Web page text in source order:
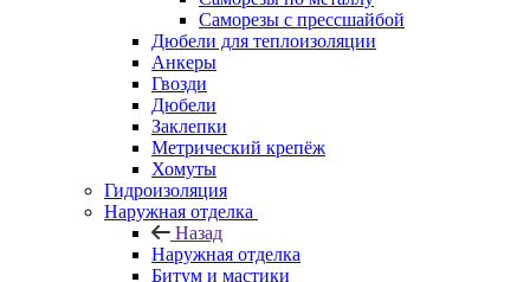
Саморезы с прессшайбой
Дюбели для теплоизоляции
Анкеры
Гвозди
Дюбели
Заклепки
Метрический крепёж
Хомуты
Гидроизоляция
Наружная отделка
Назад
Наружная отделка
Битум и мастики